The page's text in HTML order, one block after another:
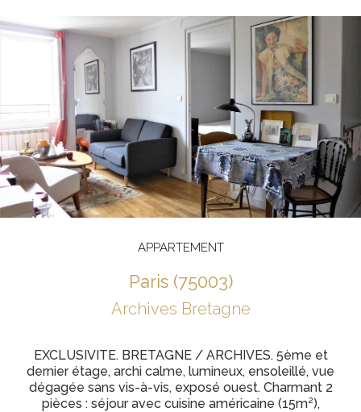
APPARTEMENT
paris (75003)
Archives Bretagne
EXCLUSIVITE. BRETAGNE / ARCHIVES. 5ème et
dernier étage, archi calme, lumineux, ensoleillé, vue
dégagée sans vis-à-vis, exposé ouest. Charmant 2
pièces : séjour avec cuisine américaine (15m²),